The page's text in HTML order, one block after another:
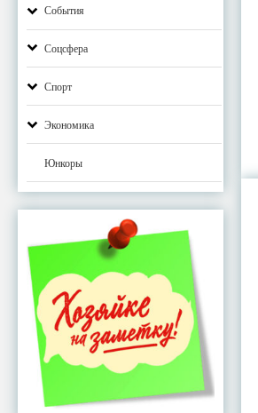
События
Соцсфера
Спорт
Экономика
Юнкоры